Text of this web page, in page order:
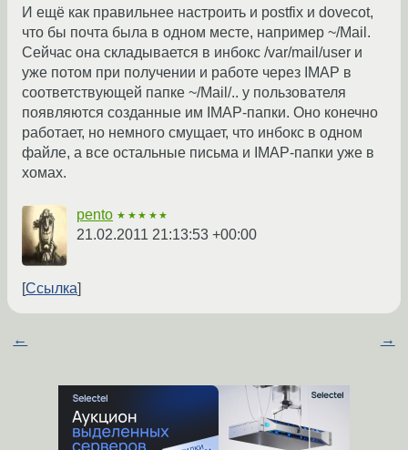
И ещё как правильнее настроить и postfix и dovecot,
что бы почта была в одном месте, например ~/Mail.
Сейчас она складывается в инбокс /var/mail/user и
уже потом при получении и работе через IMAP в
соответствующей папке ~/Mail/.. у пользователя
появляются созданные им IMAP-папки. Оно конечно
работает, но немного смущает, что инбокс в одном
файле, а все остальные письма и IMAP-папки уже в
хомах.
pento ★★★★★
21.02.2011 21:13:53 +00:00
Ссылка
← →